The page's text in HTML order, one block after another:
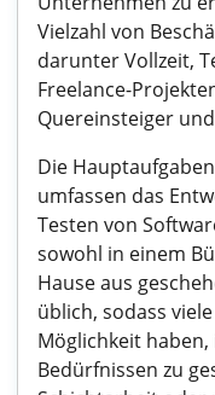
Vielzahl von
darunter Vollzeit,
Freelance-
Quereinsteiger
Die
umfassen das
Testen von
sowohl in einem
Hause aus
üblich, sodass
Möglichkeit
Bedürfnissen zu